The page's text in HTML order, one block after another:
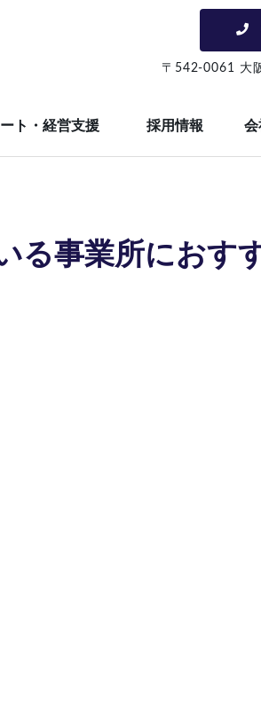
〒542-0061 大
ト・経営支援 採用情報 会
る事業所におす